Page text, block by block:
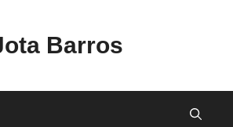
Barros